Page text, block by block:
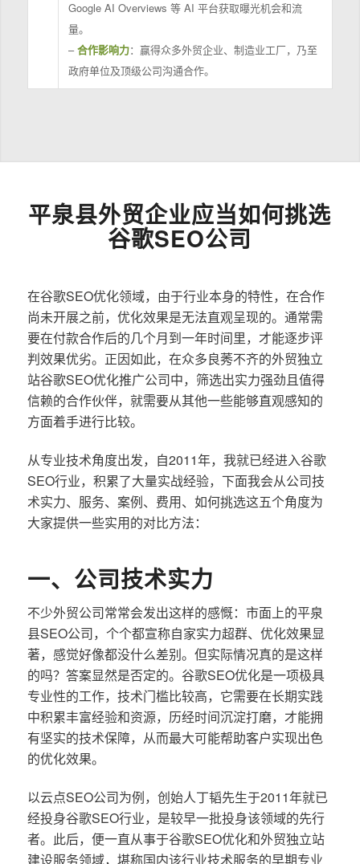
Google AI Overviews 等 AI 平台获取曝光机会和流
量。
–合作影响力：赢得众多外贸企业、制造业工厂，乃至
政府单位及顶级公司沟通合作。
平泉县外贸企业应当如何挑选
谷歌SEO公司
在谷歌SEO优化领域，由于行业本身的特性，在合作
尚未开展之前，优化效果是无法直观呈现的。通常需
要在付款合作后的几个月到一年时间里，才能逐步评
判效果优劣。正因如此，在众多良莠不齐的外贸独立
站谷歌SEO优化推广公司中，筛选出实力强劲且值得
信赖的合作伙伴，就需要从其他一些能够直观感知的
方面着手进行比较。
从专业技术角度出发，自2011年，我就已经进入谷歌
SEO行业，积累了大量实战经验，下面我会从公司技
术实力、服务、案例、费用、如何挑选这五个角度为
大家提供一些实用的对比方法：
一、公司技术实力
不少外贸公司常常会发出这样的感慨：市面上的平泉
县SEO公司，个个都宣称自家实力超群、优化效果显
著，感觉好像都没什么差别。但实际情况真的是这样
的吗？答案显然是否定的。谷歌SEO优化是一项极具
专业性的工作，技术门槛比较高，它需要在长期实践
中积累丰富经验和资源，历经时间沉淀打磨，才能拥
有坚实的技术保障，从而最大可能帮助客户实现出色
的优化效果。
以云点SEO公司为例，创始人丁韬先生于2011年就已
经投身谷歌SEO行业，是较早一批投身该领域的先行
者。此后，便一直从事于谷歌SEO优化和外贸独立站
建设服务领域，堪称国内该行业技术服务的早期专业